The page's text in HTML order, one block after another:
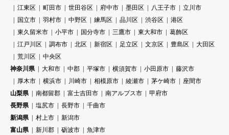
江東区
町田市 世田谷区 府中市 墨田区 八王子市
立川市
国立市
羽村市 中野区 練馬区 品川区 渋谷区
港区
東久留米市
小平市 国分寺市 三鷹市 東大和市
葛飾区
江戸川区
調布市 北区 新宿区 足立区 文京区 豊島区
大田区
荒川区
中央区
神奈川県
大和市 中郡 平塚市 横須賀市 小田原市
藤沢市
厚木市
横浜市 川崎市 相模原市 綾瀬市 茅ケ崎市
座間市
山梨県
南都留郡 富士吉田市 南アルプス市
甲府市
長野県
塩尻市 長野市
千曲市
新潟県
村上市
新潟市
富山県
新川郡 砺波市
魚津市